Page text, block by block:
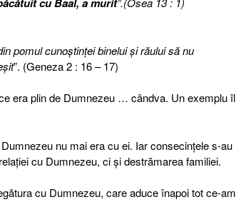
pomul cunoştinţei binelui şi răului să nu
”. (Geneza 2 : 16 – 17)
era plin de Dumnezeu … cândva. Un exemplu îl
nu mai era cu ei. Iar consecinţele s-au
cu Dumnezeu, ci şi destrămarea familiei.
cu Dumnezeu, care aduce înapoi tot ce-am